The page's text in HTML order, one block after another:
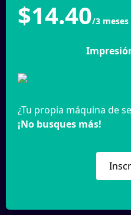
$14.40/3 meses
¿Tu propia máquina de
¡No busques más!